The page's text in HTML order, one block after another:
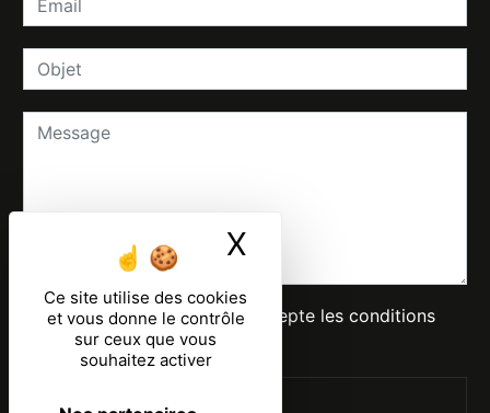
Ce site utilise des cookies
et vous donne le contrôle
sur ceux que vous
souhaitez activer
X
En cochant cette case, j'accepte les conditions
particulières ci-dessous **